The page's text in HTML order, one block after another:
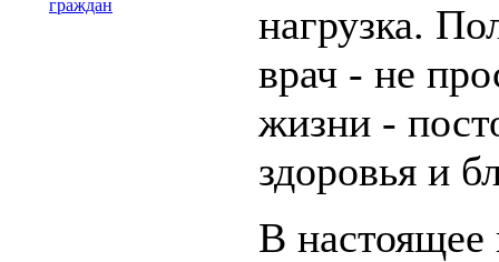
нагрузка.
врач - не
жизни -
здоровья и
В настоящее